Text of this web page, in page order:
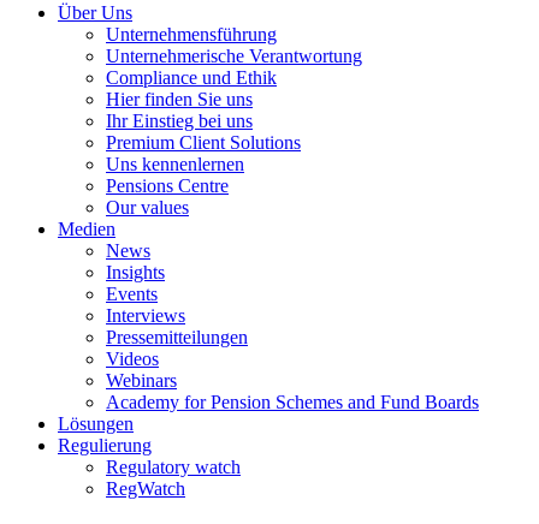
Über Uns
Unternehmensführung
Unternehmerische Verantwortung
Compliance und Ethik
Hier finden Sie uns
Ihr Einstieg bei uns
Premium Client Solutions
Uns kennenlernen
Pensions Centre
Our values
Medien
News
Insights
Events
Interviews
Pressemitteilungen
Videos
Webinars
Academy for Pension Schemes and Fund Boards
Lösungen
Regulierung
Regulatory watch
RegWatch